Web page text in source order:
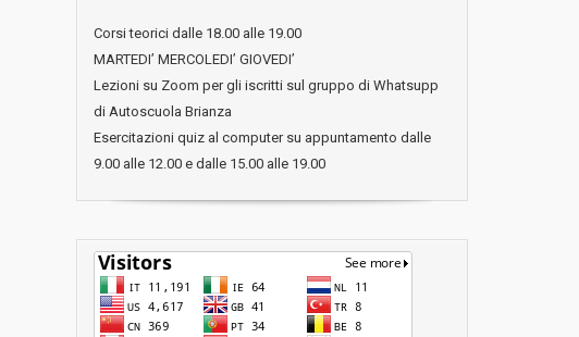
Corsi teorici dalle 18.00 alle 19.00
MARTEDI’ MERCOLEDI’ GIOVEDI’
Lezioni su Zoom per gli iscritti sul gruppo di Whatsupp
di Autoscuola Brianza
Esercitazioni quiz al computer su appuntamento dalle
9.00 alle 12.00 e dalle 15.00 alle 19.00